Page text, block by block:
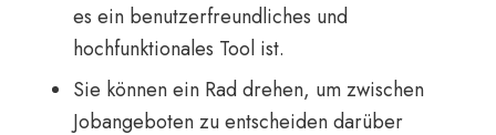
es ein benutzerfreundliches und
hochfunktionales Tool ist.
Sie können ein Rad drehen, um zwischen
Jobangeboten zu entscheiden darüber